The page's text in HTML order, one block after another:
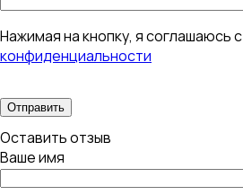
Нажимая на кнопку, я соглашаюсь с
конфиденциальности
Оставить отзыв
Ваше имя